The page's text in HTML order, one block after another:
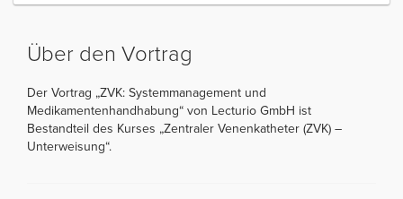
Über den Vortrag
Der Vortrag „ZVK: Systemmanagement und
Medikamentenhandhabung“ von Lecturio GmbH ist
Bestandteil des Kurses „Zentraler Venenkatheter (ZVK) –
Unterweisung“.